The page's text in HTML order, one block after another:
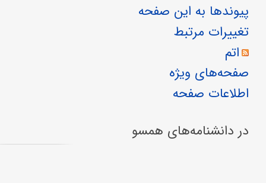
پیوندها به این صفحه
تغییرات مرتبط
اتم
صفحه‌های ویژه
اطلاعات صفحه
در دانشنامه‌های همسو